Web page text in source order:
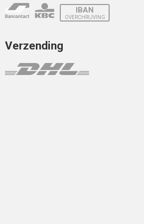
IBAN
OVERCHRIJVING
Verzending